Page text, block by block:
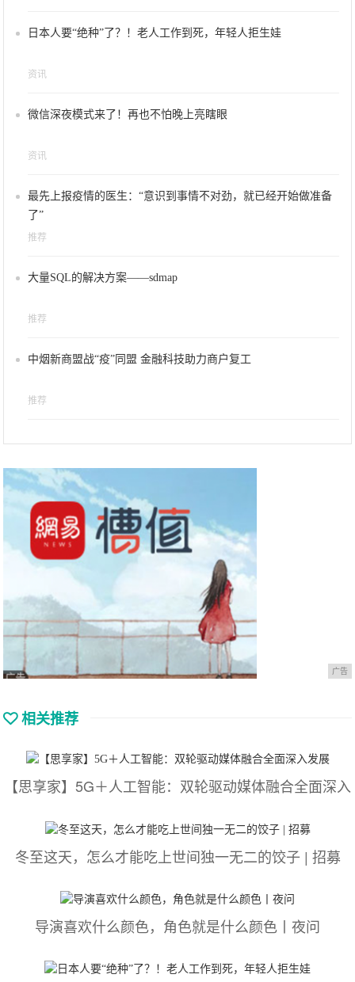
日本人要“绝种”了？！老人工作到死，年轻人拒生娃
资讯
微信深夜模式来了！再也不怕晚上亮瞎眼
资讯
最先上报疫情的医生：“意识到事情不对劲，就已经开始做准备
了”
推荐
大量SQL的解决方案——sdmap
推荐
中烟新商盟战“疫”同盟 金融科技助力商户复工
推荐
广告
相关推荐
【思享家】5G＋人工智能：双轮驱动媒体融合全面深入
冬至这天，怎么才能吃上世间独一无二的饺子 | 招募
导演喜欢什么颜色，角色就是什么颜色丨夜问